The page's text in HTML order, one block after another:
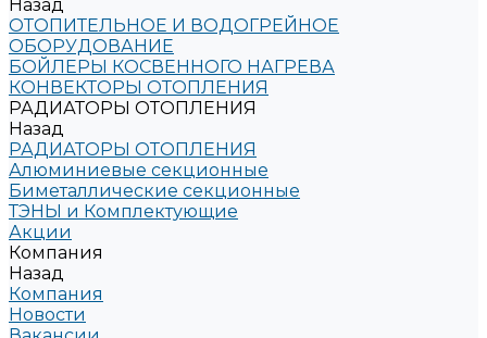
Назад
ОТОПИТЕЛЬНОЕ И ВОДОГРЕЙНОЕ
ОБОРУДОВАНИЕ
БОЙЛЕРЫ КОСВЕННОГО НАГРЕВА
КОНВЕКТОРЫ ОТОПЛЕНИЯ
РАДИАТОРЫ ОТОПЛЕНИЯ
Назад
РАДИАТОРЫ ОТОПЛЕНИЯ
Алюминиевые секционные
Биметаллические секционные
ТЭНЫ и Комплектующие
Акции
Компания
Назад
Компания
Новости